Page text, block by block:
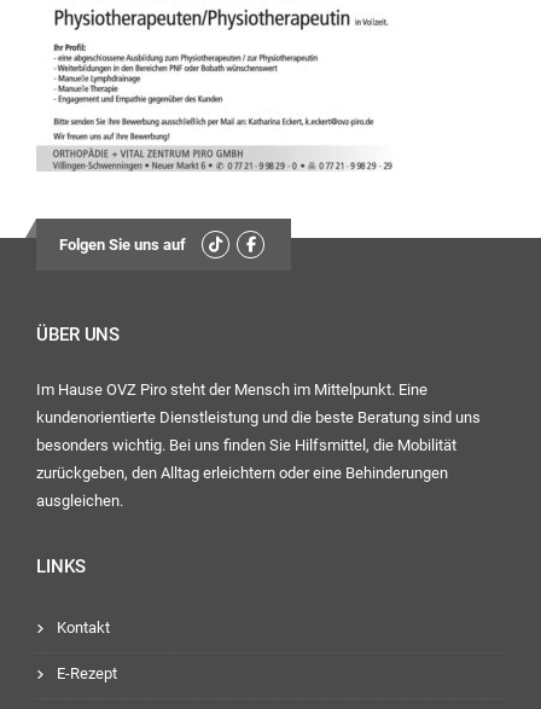
Folgen Sie uns auf
ÜBER UNS
Im Hause OVZ Piro steht der Mensch im Mittelpunkt. Eine
kundenorientierte Dienstleistung und die beste Beratung sind uns
besonders wichtig. Bei uns finden Sie Hilfsmittel, die Mobilität
zurückgeben, den Alltag erleichtern oder eine Behinderungen
ausgleichen.
LINKS
Kontakt
E-Rezept
Uhr – 17:00 Uhr
Mittwoch:
Freitag:
08:00
Uhr – 12:30 Uhr
13:30
Uhr – 16:00 Uhr